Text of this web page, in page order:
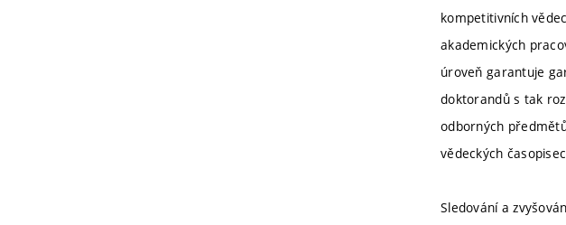
kompetitivních
akademických
úroveň garantuje
doktorandů s tak
odborných
vědeckých
Sledování a